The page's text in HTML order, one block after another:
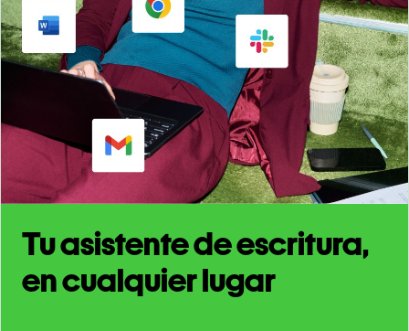
Tu asistente de escritura,
en cualquier lugar